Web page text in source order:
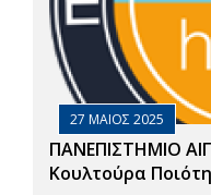
27 ΜΑΙΟΣ 2025
ΠΑΝΕΠΙΣΤΗΜΙΟ
Κουλτούρα